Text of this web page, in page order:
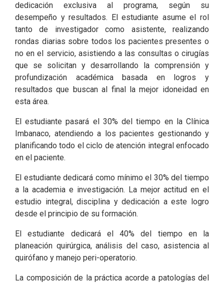
dedicación exclusiva al programa, según su
desempeño y resultados. El estudiante asume el rol
tanto de investigador como asistente, realizando
rondas diarias sobre todos los pacientes presentes o
no en el servicio, asistiendo a las consultas o cirugías
que se solicitan y desarrollando la comprensión y
profundización académica basada en logros y
resultados que buscan al final la mejor idoneidad en
esta área.
El estudiante pasará el 30% del tiempo en la Clínica
Imbanaco, atendiendo a los pacientes gestionando y
planificando todo el ciclo de atención integral enfocado
en el paciente.
El estudiante dedicará como mínimo el 30% del tiempo
a la academia e investigación. La mejor actitud en el
estudio integral, disciplina y dedicación a este logro
desde el principio de su formación.
El estudiante dedicará el 40% del tiempo en la
planeación quirúrgica, análisis del caso, asistencia al
quirófano y manejo peri-operatorio.
La composición de la práctica acorde a patologías del